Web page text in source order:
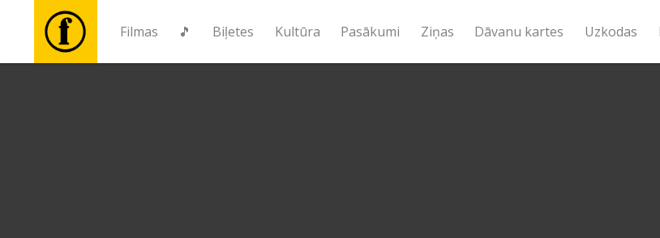
Filmas 🎵 Biļetes Kultūra Pasākumi Ziņas Dāvanu kartes Uzkodas